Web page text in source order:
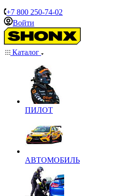
+7 800 250-74-02
Войти
Каталог
ПИЛОТ
АВТОМОБИЛЬ